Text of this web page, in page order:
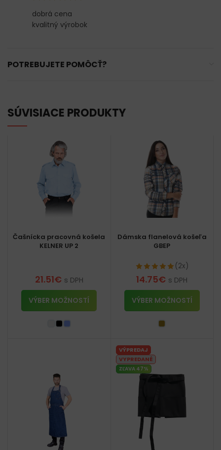
dobrá cena
kvalitný výrobok
POTREBUJETE POMÔCŤ?
SÚVISIACE PRODUKTY
Čašnícka pracovná košela
KELNER UP 2
21.51€ s DPH
VÝBER MOŽNOSTÍ
Dámska flanelová košeľa
GBEP
(2x)
14.75€ s DPH
VÝBER MOŽNOSTÍ
VÝPREDAJ
VYPREDANÉ
ZĽAVA 47%